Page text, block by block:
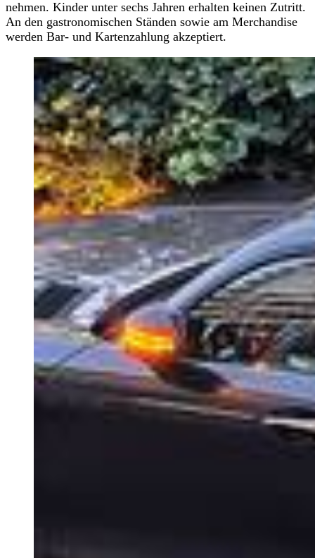
nehmen. Kinder unter sechs Jahren erhalten keinen Zutritt.
An den gastronomischen Ständen sowie am Merchandise
werden Bar- und Kartenzahlung akzeptiert.